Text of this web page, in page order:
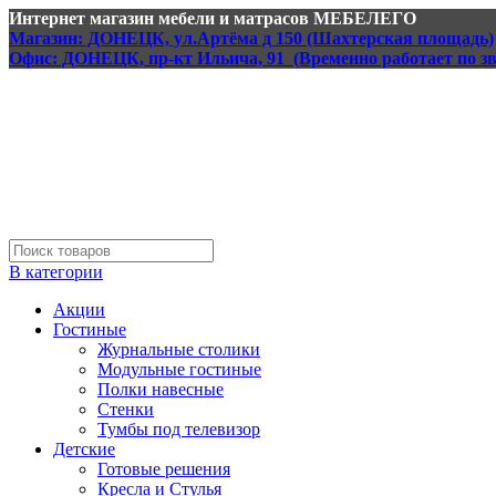
Интернет магазин мебели и матрасов МЕБЕЛЕГО
Магазин: ДОНЕЦК, ул.Артёма д 150 (Шахтерская площадь)
Офис: ДОНЕЦК, пр-кт Ильича, 91 (Временно работает по
В категории
Акции
Гостиные
Журнальные столики
Модульные гостиные
Полки навесные
Стенки
Тумбы под телевизор
Детские
Готовые решения
Кресла и Стулья